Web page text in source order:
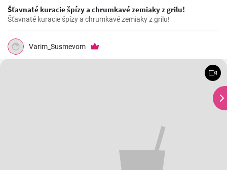
Šťavnaté kuracie špízy a chrumkavé zemiaky z grilu!
Šťavnaté kuracie špízy a chrumkavé zemiaky z grilu!
Varim_Susmevom